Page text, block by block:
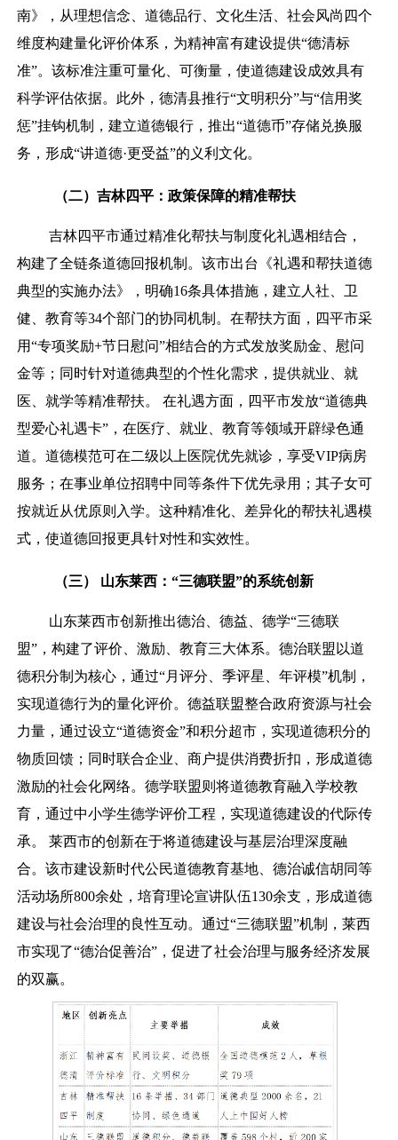
南》，从理想信念、道德品行、文化生活、社会风尚四个
维度构建量化评价体系，为精神富有建设提供“德清标
准”。该标准注重可量化、可衡量，使道德建设成效具有
科学评估依据。此外，德清县推行“文明积分”与“信用奖
惩”挂钩机制，建立道德银行，推出“道德币”存储兑换服
务，形成“讲道德·更受益”的义利文化。
（二）吉林四平：政策保障的精准帮扶
吉林四平市通过精准化帮扶与制度化礼遇相结合，
构建了全链条道德回报机制。该市出台《礼遇和帮扶道德
典型的实施办法》，明确16条具体措施，建立人社、卫
健、教育等34个部门的协同机制。在帮扶方面，四平市采
用“专项奖励+节日慰问”相结合的方式发放奖励金、慰问
金等；同时针对道德典型的个性化需求，提供就业、就
医、就学等精准帮扶。 在礼遇方面，四平市发放“道德典
型爱心礼遇卡”，在医疗、就业、教育等领域开辟绿色通
道。道德模范可在二级以上医院优先就诊，享受VIP病房
服务；在事业单位招聘中同等条件下优先录用；其子女可
按就近从优原则入学。这种精准化、差异化的帮扶礼遇模
式，使道德回报更具针对性和实效性。
（三） 山东莱西：“三德联盟”的系统创新
山东莱西市创新推出德治、德益、德学“三德联
盟”，构建了评价、激励、教育三大体系。德治联盟以道
德积分制为核心，通过“月评分、季评星、年评模”机制，
实现道德行为的量化评价。德益联盟整合政府资源与社会
力量，通过设立“道德资金”和积分超市，实现道德积分的
物质回馈；同时联合企业、商户提供消费折扣，形成道德
激励的社会化网络。德学联盟则将道德教育融入学校教
育，通过中小学生德学评价工程，实现道德建设的代际传
承。 莱西市的创新在于将道德建设与基层治理深度融
合。该市建设新时代公民道德教育基地、德治诚信胡同等
活动场所800余处，培育理论宣讲队伍130余支，形成道德
建设与社会治理的良性互动。通过“三德联盟”机制，莱西
市实现了“德治促善治”，促进了社会治理与服务经济发展
的双赢。